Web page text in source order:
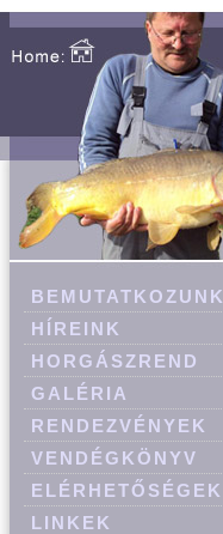
BEMUTATKOZUNK
HÍREINK
HORGÁSZREND
GALÉRIA
RENDEZVÉNYEK
VENDÉGKÖNYV
ELÉRHETŐSÉGEK
LINKEK